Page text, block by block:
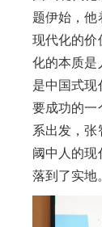
题伊始，他
现代化的价
化的本质是
是中国式现
要成功的一
系出发，张
阈中人的现
落到了实地